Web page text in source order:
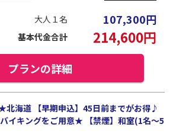
大人１名 107,300円
基本代金合計 214,600円
プランの詳細
北海道 【早期申込】45日前までがお得♪
イキングをご用意★ 【禁煙】和室(1名～5